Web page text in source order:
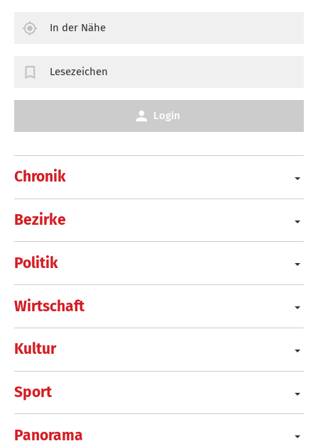
Chronik
Bezirke
Politik
Wirtschaft
Kultur
Sport
Panorama
In der Nähe
Lesezeichen
Login